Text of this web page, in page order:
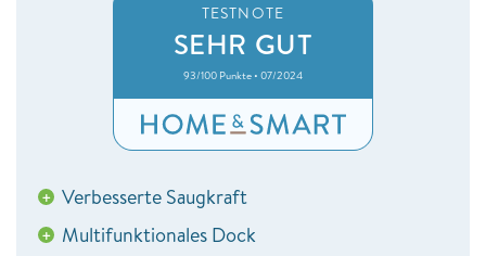
TESTNOTE
SEHR GUT
93/100 Punkte • 07/2024
+ Verbesserte Saugkraft
+ Multifunktionales Dock